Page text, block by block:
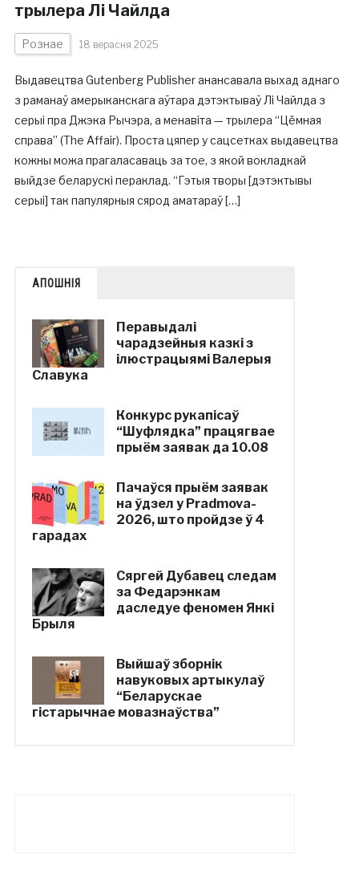
трылера Лі Чайлда
Рознае 18 верасня 2025
Выдавецтва Gutenberg Publisher анансавала выхад аднаго
з раманаў амерыканскага аўтара дэтэктываў Лі Чайлда з
серыі пра Джэка Рычэра, а менавіта — трылера “Цёмная
справа” (The Affair). Проста цяпер у сацсетках выдавецтва
кожны можа прагаласаваць за тое, з якой вокладкай
выйдзе беларускі пераклад. “Гэтыя творы [дэтэктывы
серыі] так папулярныя сярод аматараў […]
АПОШНІЯ
Перавыдалі
чарадзейныя казкі з
ілюстрацыямі Валерыя
Славука
Конкурс рукапісаў
“Шуфлядка” працягвае
прыём заявак да 10.08
Пачаўся прыём заявак
на ўдзел у Pradmova-
2026, што пройдзе ў 4
гарадах
Сяргей Дубавец следам
за Федарэнкам
даследуе феномен Янкі
Брыля
Выйшаў зборнік
навуковых артыкулаў
“Беларускае
гістарычнае мовазнаўства”